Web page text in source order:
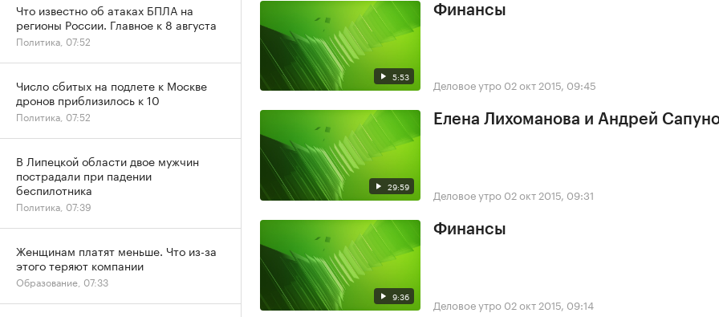
5:53
Финансы
Деловое утро 02 окт 2015, 09:45
29:59
Елена Лихоманова и Андрей
Деловое утро 02 окт 2015, 09:31
9:36
Финансы
Деловое утро 02 окт 2015, 09:14
Что известно об атаках БПЛА на
регионы России. Главное к 8 августа
Политика, 07:52
Число сбитых на подлете к Москве
дронов приблизилось к 10
Политика, 07:52
В Липецкой области двое мужчин
пострадали при падении
беспилотника
Политика, 07:39
Женщинам платят меньше. Что из-за
этого теряют компании
Образование, 07:33